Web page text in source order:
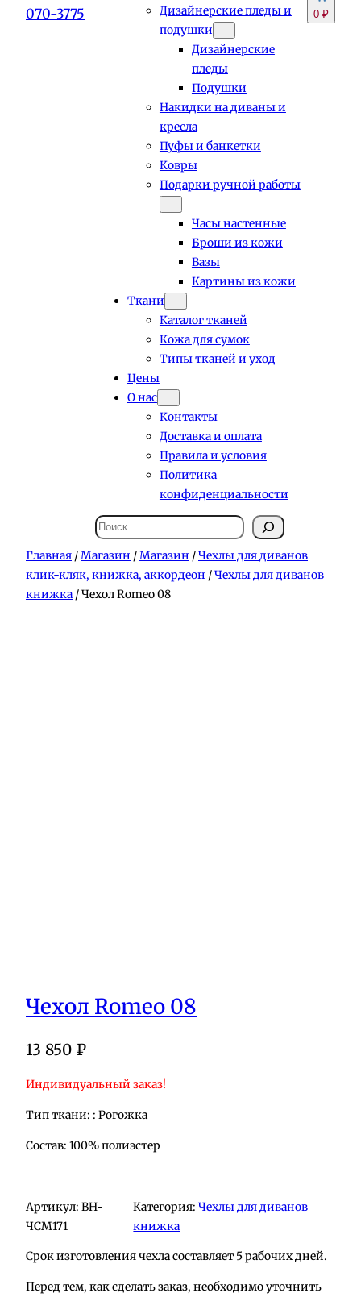
070-3775
Дизайнерские пледы и
подушки
Дизайнерские
пледы
Подушки
Накидки на диваны и
кресла
Пуфы и банкетки
Ковры
Подарки ручной работы
Часы настенные
Броши из кожи
Вазы
Картины из кожи
Ткани
Каталог тканей
Кожа для сумок
Типы тканей и уход
Цены
О нас
Контакты
Доставка и оплата
Правила и условия
Политика
конфиденциальности
Поиск
0 ₽
Главная /Магазин /Магазин /Чехлы для диванов
клик-кляк, книжка, аккордеон /Чехлы для диванов
книжка / Чехол Romeo 08
Чехол Romeo 08
13 850 ₽
Индивидуальный заказ!
Тип ткани: : Рогожка
Состав: 100% полиэстер
Артикул: BH-
ЧСМ171
Категория:Чехлы для диванов
книжка
Срок изготовления чехла составляет 5 рабочих дней.
Перед тем, как сделать заказ, необходимо уточнить